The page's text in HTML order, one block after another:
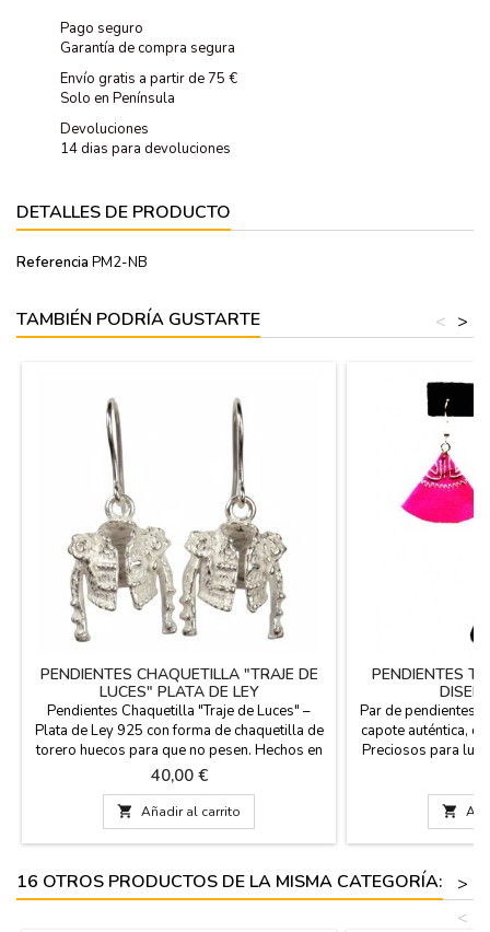
Pago seguro
Garantía de compra segura
Envío gratis a partir de 75 €
Solo en Península
Devoluciones
14 dias para devoluciones
DETALLES DE PRODUCTO
Referencia PM2-NB
TAMBIÉN PODRÍA GUSTARTE >
<
PENDIENTES CHAQUETILLA "TRAJE DE
LUCES" PLATA DE LEY
Pendientes Chaquetilla "Traje de Luces" –
Plata de Ley 925 con forma de chaquetilla de
torero huecos para que no pesen. Hechos en
España. Siente la maestría de la artesanía
española en cada detalle. Estos pendientes
no son solo una joya, son una pequeña obra
de arte que rinde homenaje a la cultura
taurina. Cada pieza ha sido elaborada a mano
Precio
40,00 €
 Añadir al carrito
PENDIENTES
Par de pendientes
capote auténtica,
Preciosos para
gancho para el
cm

16 OTROS PRODUCTOS DE LA MISMA CATEGORÍA:
>
<